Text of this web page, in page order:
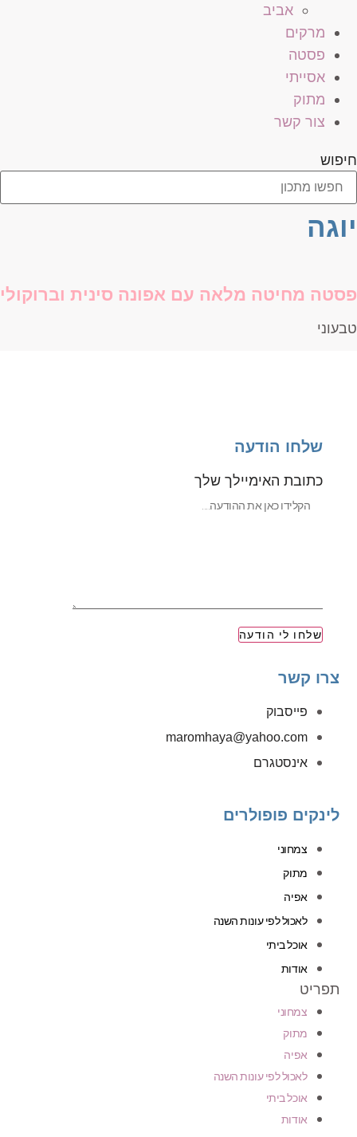
אביב
מרקים
פסטה
אסייתי
מתוק
צור קשר
חיפוש
יוגה
פסטה מחיטה מלאה עם אפונה סינית וברוקולי
טבעוני
שלחו הודעה
כתובת האימיילך שלך
שלחו לי הודעה
צרו קשר
פייסבוק
‫maromhaya@yahoo.com
אינסטגרם
לינקים פופולרים
צמחוני
מתוק
אפיה
לאכול לפי עונות השנה
אוכל ביתי
אודות
תפריט
צמחוני
מתוק
אפיה
לאכול לפי עונות השנה
אוכל ביתי
אודות